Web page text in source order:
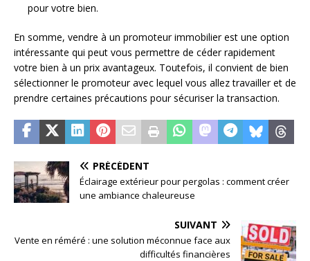
pour votre bien.
En somme, vendre à un promoteur immobilier est une option
intéressante qui peut vous permettre de céder rapidement
votre bien à un prix avantageux. Toutefois, il convient de bien
sélectionner le promoteur avec lequel vous allez travailler et de
prendre certaines précautions pour sécuriser la transaction.
PRÉCÉDENT
Éclairage extérieur pour pergolas : comment créer
une ambiance chaleureuse
SUIVANT
Vente en réméré : une solution méconnue face aux
difficultés financières